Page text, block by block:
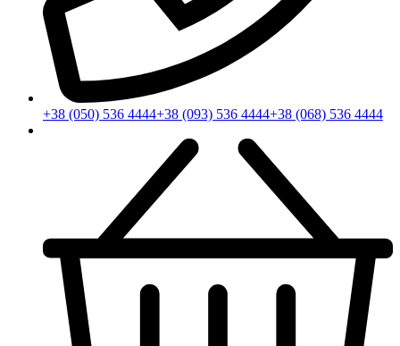
+38 (050) 536 4444+38 (093) 536 4444+38 (068) 536 4444